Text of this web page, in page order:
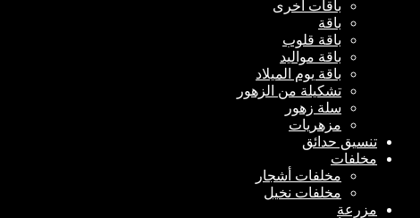
باقات أخرى
باقة
باقة قلوب
باقة مواليد
باقة يوم الميلاد
تشكيلة من الزهور
سلة زهور
مزهريات
تنسيق حدائق
مخلفات
مخلفات أشجار
مخلفات نخيل
مزرعة